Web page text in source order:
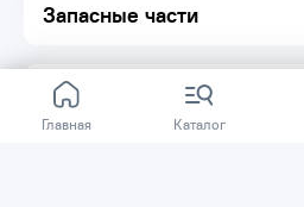
Главная Каталог
Запасные части